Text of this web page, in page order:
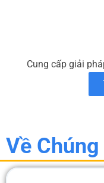
Cung cấp giải
Về Chúng